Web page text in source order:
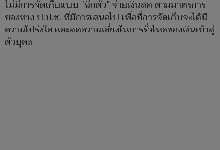
ไม่มีการจัดเก็บแบบ “ฉีกตั๋ว” จ่ายเงินสด ตามมาตรการ
ของทาง ป.ป.ช. ที่มีการเสนอไป เพื่อที่การจัดเก็บจะได้มี
ความโปร่งใส และลดความเสี่ยงในการรั่วไหลของเงินเข้าสู่
ตัวบุคล